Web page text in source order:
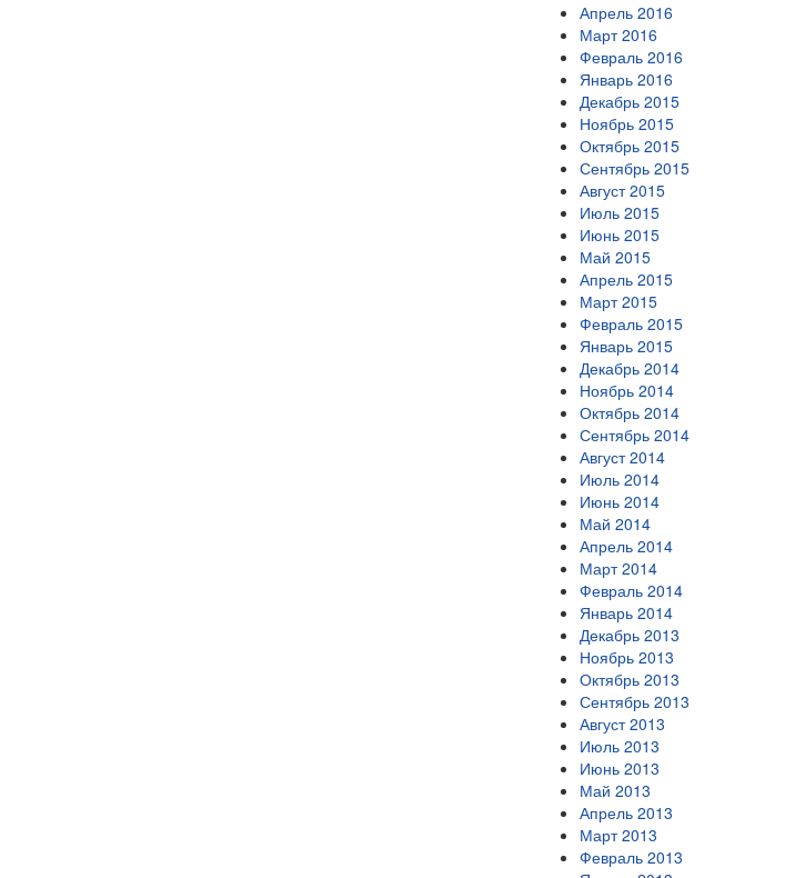
Апрель 2016
Март 2016
Февраль 2016
Январь 2016
Декабрь 2015
Ноябрь 2015
Октябрь 2015
Сентябрь 2015
Август 2015
Июль 2015
Июнь 2015
Май 2015
Апрель 2015
Март 2015
Февраль 2015
Январь 2015
Декабрь 2014
Ноябрь 2014
Октябрь 2014
Сентябрь 2014
Август 2014
Июль 2014
Июнь 2014
Май 2014
Апрель 2014
Март 2014
Февраль 2014
Январь 2014
Декабрь 2013
Ноябрь 2013
Октябрь 2013
Сентябрь 2013
Август 2013
Июль 2013
Июнь 2013
Май 2013
Апрель 2013
Март 2013
Февраль 2013